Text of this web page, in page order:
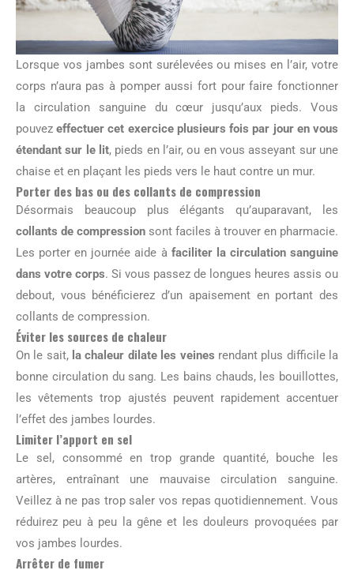
Lorsque vos jambes sont surélevées ou mises en l’air, votre
corps n’aura pas à pomper aussi fort pour faire fonctionner
la circulation sanguine du cœur jusqu’aux pieds. Vous
pouvezeffectuer cet exercice plusieurs fois par jour en vous
étendant sur le lit, pieds en l’air, ou en vous asseyant sur une
chaise et en plaçant les pieds vers le haut contre un mur.
Porter des bas ou des collants de compression
Désormais beaucoup plus élégants qu’auparavant, les
collants de compression sont faciles à trouver en pharmacie.
Les porter en journée aide à faciliter la circulation sanguine
dans votre corps. Si vous passez de longues heures assis ou
debout, vous bénéficierez d’un apaisement en portant des
collants de compression.
Éviter les sources de chaleur
On le sait,la chaleur dilate les veines rendant plus difficile la
bonne circulation du sang. Les bains chauds, les bouillottes,
les vêtements trop ajustés peuvent rapidement accentuer
l’effet des jambes lourdes.
Limiter l’apport en sel
Le sel, consommé en trop grande quantité, bouche les
artères, entraînant une mauvaise circulation sanguine.
Veillez à ne pas trop saler vos repas quotidiennement. Vous
réduirez peu à peu la gêne et les douleurs provoquées par
vos jambes lourdes.
Arrêter de fumer